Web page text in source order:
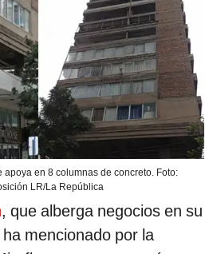
apoya en 8 columnas de concreto. Foto:
LR/La República
, que alberga negocios en su
mencionado por la